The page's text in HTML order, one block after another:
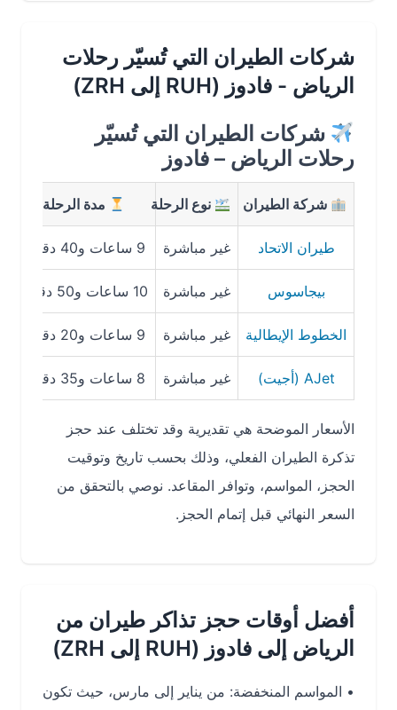
شركات الطيران التي تُسيّر رحلات
الرياض - فادوز (RUH إلى ZRH)
شركات الطيران التي تُسيّر
رحلات الرياض – فادوز
شركة الطيران نوع الرحلة مدة الرحلة
طيران الاتحاد غير مباشرة 9 ساعات و40 دقيقة
بيجاسوس غير مباشرة 10 ساعات و50 دقيقة
الخطوط الإيطالية غير مباشرة 9 ساعات و20 دقيقة
غير مباشرة 8 ساعات و35 دقيقة
الأسعار الموضحة هي تقديرية وقد تختلف عند حجز
تذكرة الطيران الفعلي، وذلك بحسب تاريخ وتوقيت
الحجز، المواسم، وتوافر المقاعد. نوصي بالتحقق من
السعر النهائي قبل إتمام الحجز.
أفضل أوقات حجز تذاكر طيران من
الرياض إلى فادوز (RUH إلى ZRH)
المواسم المنخفضة: من يناير إلى مارس، حيث تكون